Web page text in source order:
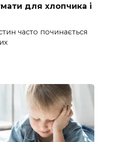
для хлопчика і
часто починається